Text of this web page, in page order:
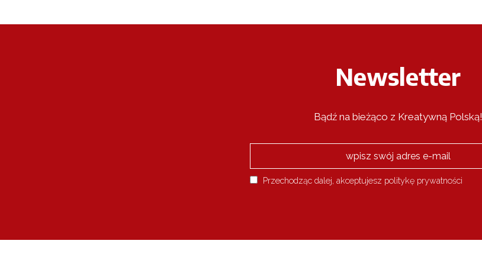
Newsletter
Bądź na bieżąco z Kreatywną Polską!
Przechodząc dalej, akceptujesz politykę prywatności